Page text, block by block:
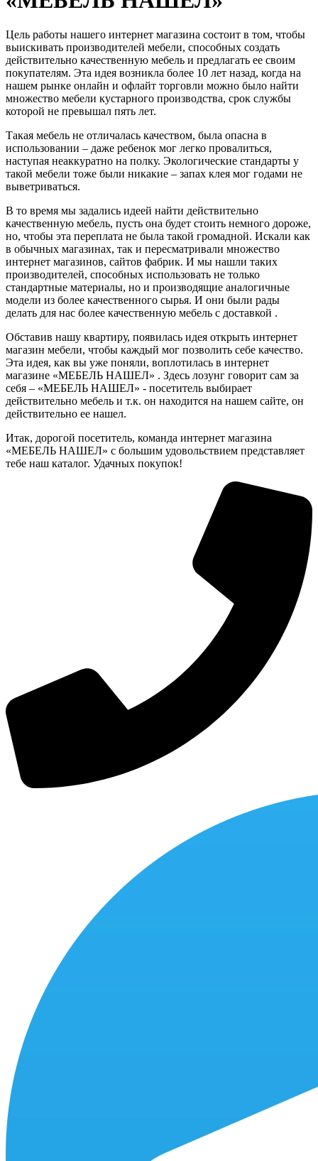
Цель работы нашего интернет магазина состоит в том, чтобы
выискивать производителей мебели, способных создать
действительно качественную мебель и предлагать ее своим
покупателям. Эта идея возникла более 10 лет назад, когда на
нашем рынке онлайн и офлайт торговли можно было найти
множество мебели кустарного производства, срок службы
которой не превышал пять лет.
Такая мебель не отличалась качеством, была опасна в
использовании – даже ребенок мог легко провалиться,
наступая неаккуратно на полку. Экологические стандарты у
такой мебели тоже были никакие – запах клея мог годами не
выветриваться.
В то время мы задались идеей найти действительно
качественную мебель, пусть она будет стоить немного дороже,
но, чтобы эта переплата не была такой громадной. Искали как
в обычных магазинах, так и пересматривали множество
интернет магазинов, сайтов фабрик. И мы нашли таких
производителей, способных использовать не только
стандартные материалы, но и производящие аналогичные
модели из более качественного сырья. И они были рады
делать для нас более качественную мебель с доставкой .
Обставив нашу квартиру, появилась идея открыть интернет
магазин мебели, чтобы каждый мог позволить себе качество.
Эта идея, как вы уже поняли, воплотилась в интернет
магазине «МЕБЕЛЬ НАШЕЛ» . Здесь лозунг говорит сам за
себя – «МЕБЕЛЬ НАШЕЛ» - посетитель выбирает
действительно мебель и т.к. он находится на нашем сайте, он
действительно ее нашел.
Итак, дорогой посетитель, команда интернет магазина
«МЕБЕЛЬ НАШЕЛ» с большим удовольствием представляет
тебе наш каталог. Удачных покупок!